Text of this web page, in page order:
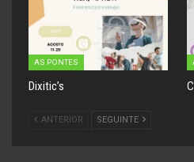
AS PONTES
Dixitic’s
ANTERIOR SEGUINTE